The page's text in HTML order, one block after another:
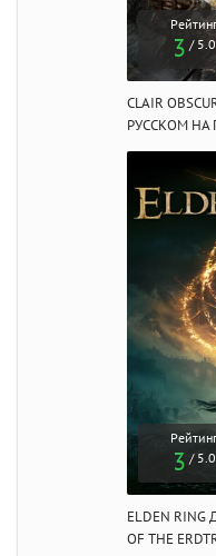
Рейтинг
3 / 5.0
CLAIR
РУССКОМ НА
Рейтинг
3 / 5.0
ELDEN
OF THE